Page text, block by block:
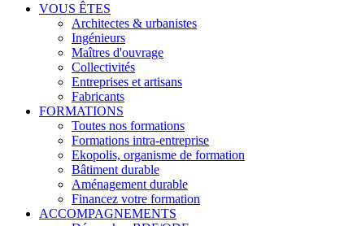
VOUS ÊTES
Architectes & urbanistes
Ingénieurs
Maîtres d'ouvrage
Collectivités
Entreprises et artisans
Fabricants
FORMATIONS
Toutes nos formations
Formations intra-entreprise
Ekopolis, organisme de formation
Bâtiment durable
Aménagement durable
Financez votre formation
ACCOMPAGNEMENTS